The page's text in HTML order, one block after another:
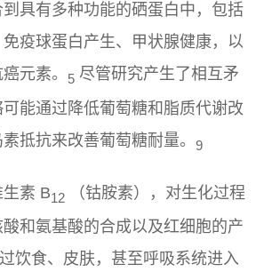
具有多种功能的硒蛋白中，包括
疫球蛋白产生、甲状腺健康，以
元素。
5 尽管研究产生了相互矛
能通过降低葡萄糖和脂质代谢改
抵抗来改善葡萄糖耐量。 9
素 B12 （钴胺素），对生化过程
和氨基酸的合成以及红细胞的产
饮食、皮肤，甚至呼吸系统进入